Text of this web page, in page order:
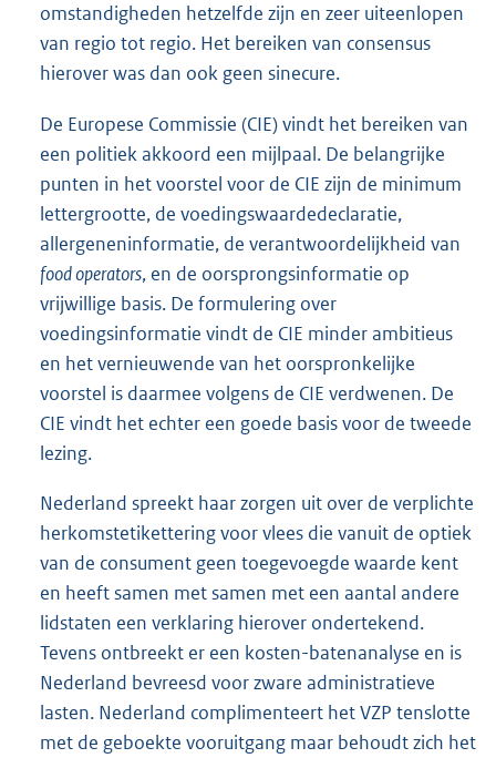
omstandigheden hetzelfde zijn en zeer uiteenlopen
van regio tot regio. Het bereiken van consensus
hierover was dan ook geen sinecure.
De Europese Commissie (CIE) vindt het bereiken van
een politiek akkoord een mijlpaal. De belangrijke
punten in het voorstel voor de CIE zijn de minimum
lettergrootte, de voedingswaardedeclaratie,
allergeneninformatie, de verantwoordelijkheid van
food operators, en de oorsprongsinformatie op
vrijwillige basis. De formulering over
voedingsinformatie vindt de CIE minder ambitieus
en het vernieuwende van het oorspronkelijke
voorstel is daarmee volgens de CIE verdwenen. De
CIE vindt het echter een goede basis voor de tweede
lezing.
Nederland spreekt haar zorgen uit over de verplichte
herkomstetikettering voor vlees die vanuit de optiek
van de consument geen toegevoegde waarde kent
en heeft samen met samen met een aantal andere
lidstaten een verklaring hierover ondertekend.
Tevens ontbreekt er een kosten-batenanalyse en is
Nederland bevreesd voor zware administratieve
lasten. Nederland complimenteert het VZP tenslotte
met de geboekte vooruitgang maar behoudt zich het